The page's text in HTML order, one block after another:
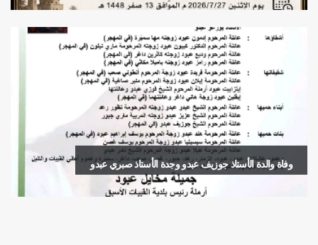
وفاة والدة الأستاذ جوزيف عبدو وجدة الأستاذ صبري عبدو